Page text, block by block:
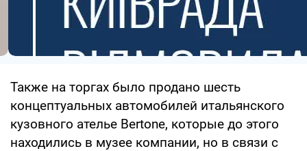
Также на торгах было продано шесть
концептуальных автомобилей итальянского
кузовного ателье Bertone, которые до этого
находились в музее компании, но в связи с